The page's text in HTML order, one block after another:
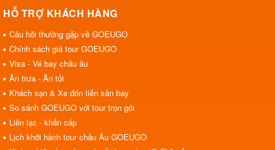
HỖ TRỢ KHÁCH HÀNG
Câu hỏi thường gặp về GOEUGO
Chính sách giá tour GOEUGO
Visa - Vé bay châu âu
Ăn trưa - Ăn tối
Khách sạn & Xe đón tiễn sân bay
So sánh GOEUGO với tour trọn gói
Liên lạc - khẩn cấp
Lịch khởi hành tour châu Âu GOEUGO